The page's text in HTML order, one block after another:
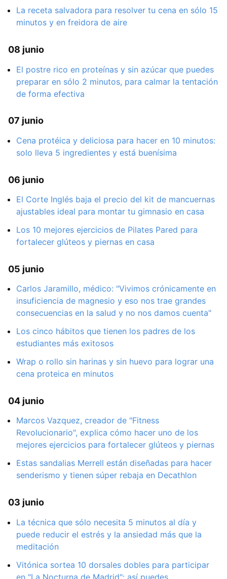
La receta salvadora para resolver tu cena en sólo 15
minutos y en freidora de aire
08 junio
El postre rico en proteínas y sin azúcar que puedes
preparar en sólo 2 minutos, para calmar la tentación
de forma efectiva
07 junio
Cena protéica y deliciosa para hacer en 10 minutos:
solo lleva 5 ingredientes y está buenísima
06 junio
El Corte Inglés baja el precio del kit de mancuernas
ajustables ideal para montar tu gimnasio en casa
Los 10 mejores ejercicios de Pilates Pared para
fortalecer glúteos y piernas en casa
05 junio
Carlos Jaramillo, médico: "Vivimos crónicamente en
insuficiencia de magnesio y eso nos trae grandes
consecuencias en la salud y no nos damos cuenta"
Los cinco hábitos que tienen los padres de los
estudiantes más exitosos
Wrap o rollo sin harinas y sin huevo para lograr una
cena proteica en minutos
04 junio
Marcos Vazquez, creador de "Fitness
Revolucionario", explica cómo hacer uno de los
mejores ejercicios para fortalecer glúteos y piernas
Estas sandalias Merrell están diseñadas para hacer
senderismo y tienen súper rebaja en Decathlon
03 junio
La técnica que sólo necesita 5 minutos al día y
puede reducir el estrés y la ansiedad más que la
meditación
Vitónica sortea 10 dorsales dobles para participar
en "La Nocturna de Madrid": así puedes